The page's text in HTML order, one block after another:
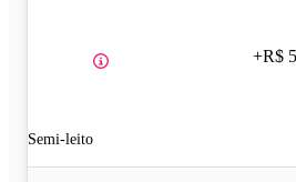
Semi-leito
+R$